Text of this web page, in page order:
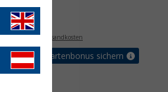
€
zzgl. Versandkosten
5% Vorteilskartenbonus sichern